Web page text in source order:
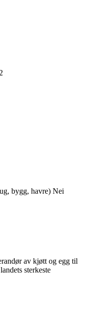
bygg, havre) Nei
av kjøtt og egg til
sterkeste